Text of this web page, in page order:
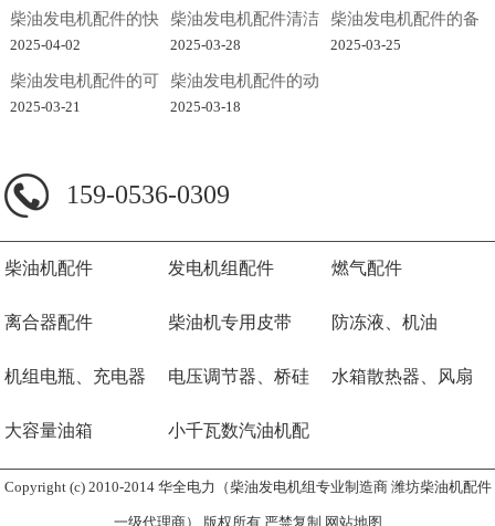
柴油发电机配件的快
速响应策略秘籍
2025-04-02
柴油发电机配件清洁
全攻略
2025-03-28
柴油发电机配件的备
用重要性及其...
2025-03-25
柴油发电机配件的可
靠性稳定
2025-03-21
柴油发电机配件的动
力
2025-03-18
159-0536-0309
柴油机配件 发电机组配件 燃气配件
离合器配件 柴油机专用皮带 防冻液、机油
机组电瓶、充电器 电压调节器、桥硅 水箱散热器、风扇
大容量油箱 小千瓦数汽油机配
件
Copyright (c) 2010-2014 华全电力（柴油发电机组专业制造商 潍坊柴油机配件
一级代理商） 版权所有 严禁复制 网站地图